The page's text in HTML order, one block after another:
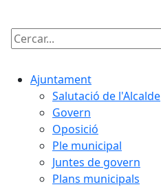
Cercar:
Ajuntament
Salutació de l'Alcalde
Govern
Oposició
Ple municipal
Juntes de govern
Plans municipals